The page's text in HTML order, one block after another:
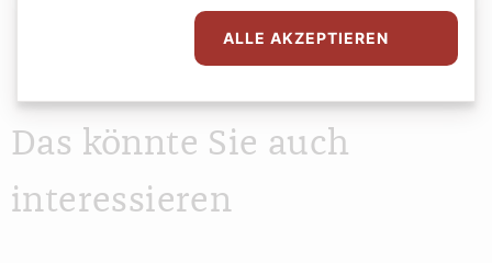
Das könnte Sie auch
interessieren
ALLE AKZEPTIEREN